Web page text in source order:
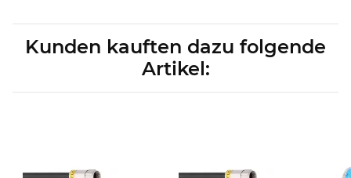
Kunden kauften dazu folgende
Artikel: